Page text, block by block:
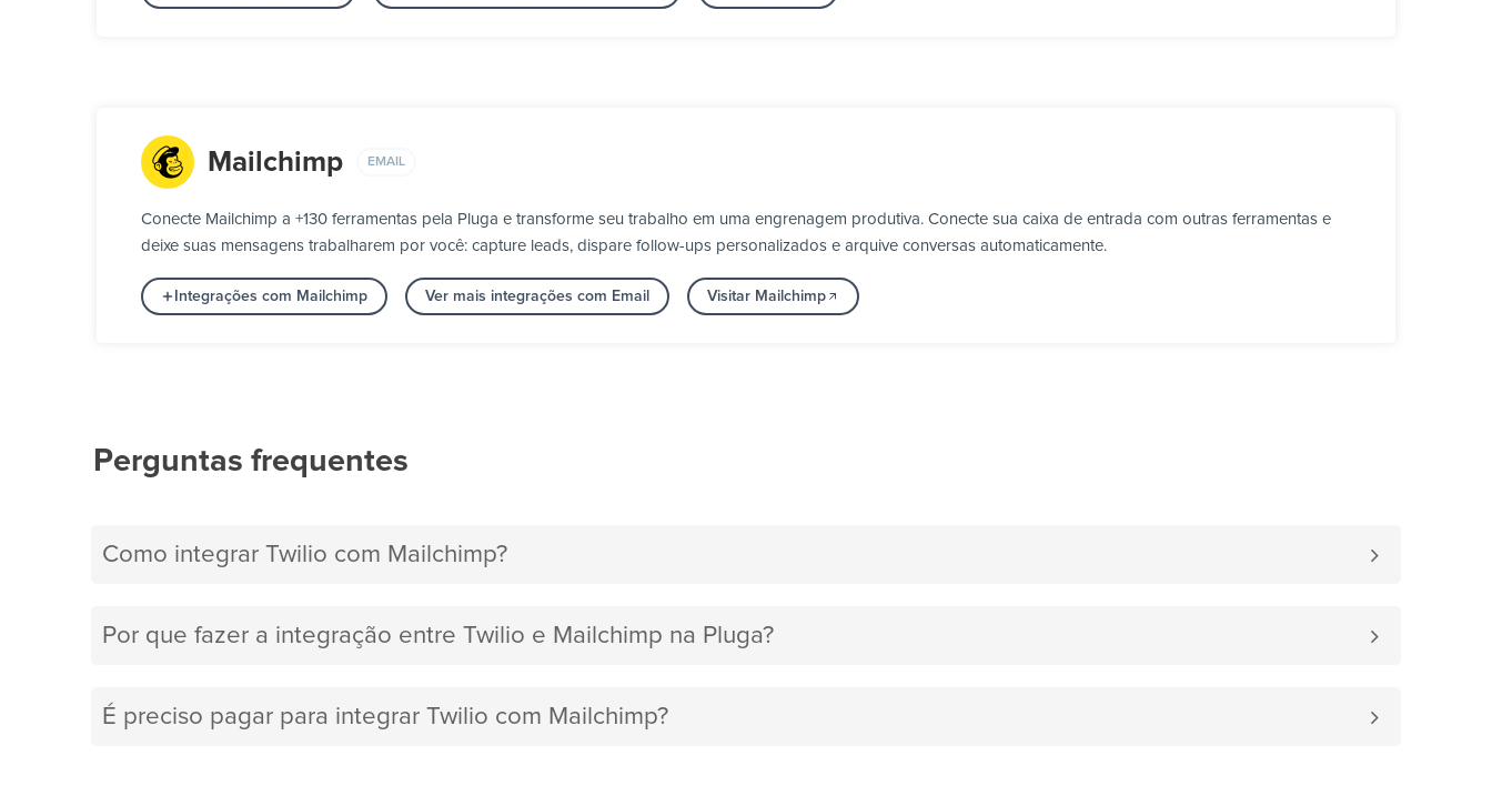
Mailchimp EMAIL
Conecte Mailchimp a +130 ferramentas pela Pluga e transforme seu trabalho em uma engrenagem produtiva. Conecte sua caixa de entrada com outras ferramentas e
deixe suas mensagens trabalharem por você: capture leads, dispare follow-ups personalizados e arquive conversas automaticamente.
Integrações com Mailchimp Ver mais integrações com Email Visitar Mailchimp
Perguntas frequentes
Como integrar Twilio com Mailchimp?
Por que fazer a integração entre Twilio e Mailchimp na Pluga?
É preciso pagar para integrar Twilio com Mailchimp?